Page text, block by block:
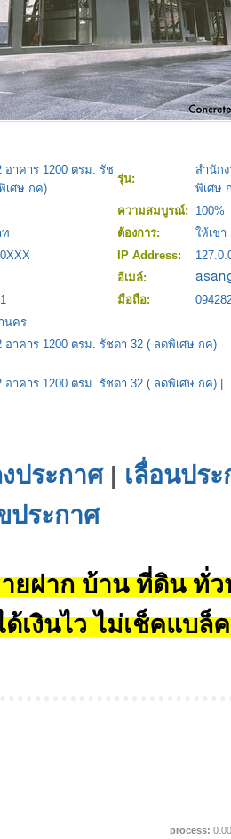
อาคาร 1200 ตรม. รัช
เศษ กค)
รุ่น:
สำนัก
พิเศษ
ความสมบูรณ์:
100%
ท ต้องการ:
ให้เช่า
IP Address:
อีเมล์:
มือถือ:
นคร
อาคาร 1200 ตรม. รัชดา 32 ( ลดพิเศษ กค)
อาคาร 1200 ตรม. รัชดา 32 ( ลดพิเศษ กค)
ประกาศ| เลื่อนปร
ประกาศ
ยฝาก บ้าน ที่ดิน ทั่ว
ด้เงินไว ไม่เช็คแบล็
process: